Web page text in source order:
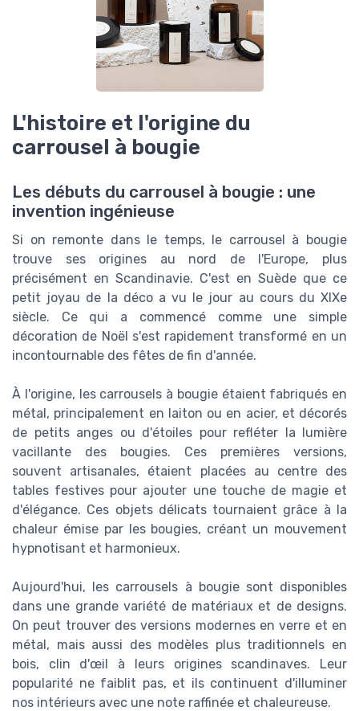
L'histoire et l'origine du
carrousel à bougie
Les débuts du carrousel à bougie : une
invention ingénieuse
Si on remonte dans le temps, le carrousel à bougie
trouve ses origines au nord de l'Europe, plus
précisément en Scandinavie. C'est en Suède que ce
petit joyau de la déco a vu le jour au cours du XIXe
siècle. Ce qui a commencé comme une simple
décoration de Noël s'est rapidement transformé en un
incontournable des fêtes de fin d'année.
À l'origine, les carrousels à bougie étaient fabriqués en
métal, principalement en laiton ou en acier, et décorés
de petits anges ou d'étoiles pour refléter la lumière
vacillante des bougies. Ces premières versions,
souvent artisanales, étaient placées au centre des
tables festives pour ajouter une touche de magie et
d'élégance. Ces objets délicats tournaient grâce à la
chaleur émise par les bougies, créant un mouvement
hypnotisant et harmonieux.
Aujourd'hui, les carrousels à bougie sont disponibles
dans une grande variété de matériaux et de designs.
On peut trouver des versions modernes en verre et en
métal, mais aussi des modèles plus traditionnels en
bois, clin d'œil à leurs origines scandinaves. Leur
popularité ne faiblit pas, et ils continuent d'illuminer
nos intérieurs avec une note raffinée et chaleureuse.